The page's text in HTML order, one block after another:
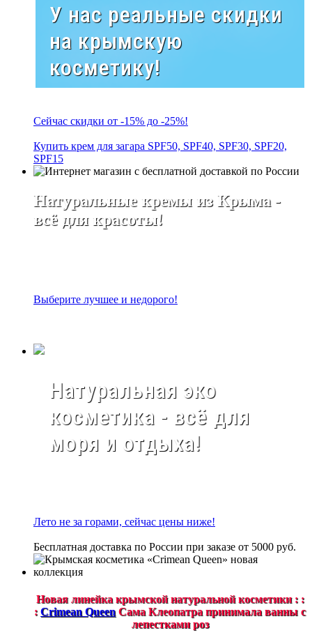
У нас реальные скидки
на крымскую
косметику!
Сейчас скидки от -15% до -25%!
Купить крем для загара SPF50, SPF40, SPF30, SPF20,
SPF15
Натуральные кремы из Крыма -
всё для красоты!
Выберите лучшее и недорого!
Натуральная эко
косметика - всё для
моря и отдыха!
Лето не за горами, сейчас цены ниже!
Бесплатная доставка по России при заказе от 5000 руб.
Новая линейка крымской натуральной косметики : :
: Crimean Queen Сама Клеопатра принимала ванны с
лепестками роз